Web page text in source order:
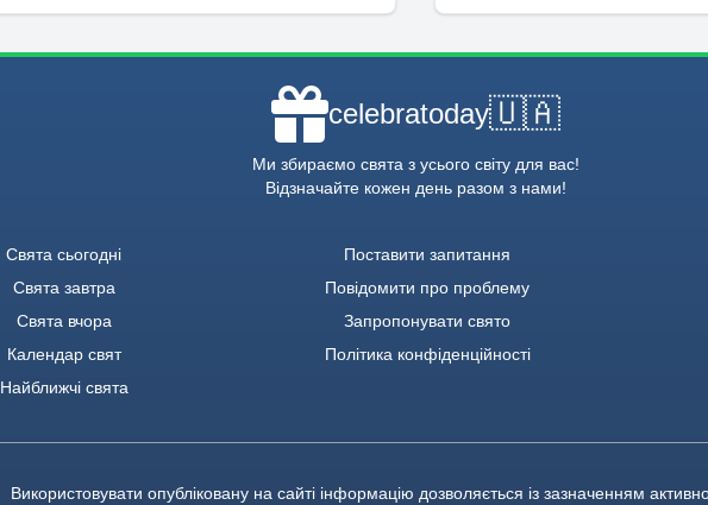
celebratoday🇺🇦
Ми збираємо свята з усього світу для вас!
Відзначайте кожен день разом з нами!
Свята сьогодні
Свята завтра
Свята вчора
Календар свят
Найближчі свята
Поставити запитання
Повідомити про проблему
Запропонувати свято
Політика конфіденційності
Використовувати опубліковану на сайті інформацію дозволяється із зазначенням